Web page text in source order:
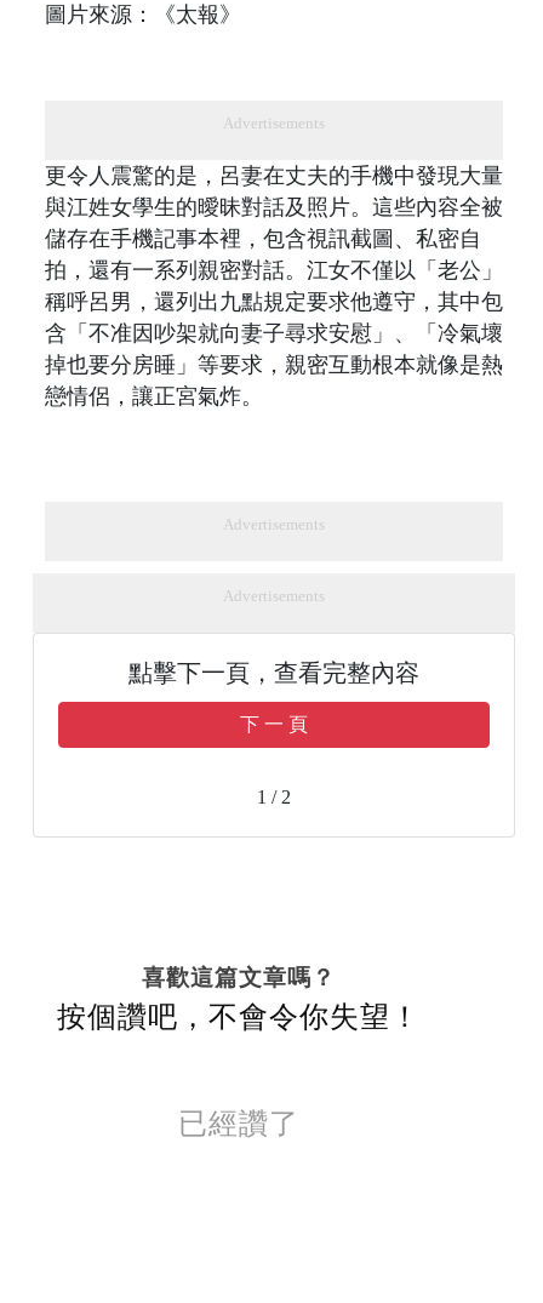
圖片來源：《太報》
Advertisements
更令人震驚的是，呂妻在丈夫的手機中發現大量
與江姓女學生的曖昧對話及照片。這些內容全被
儲存在手機記事本裡，包含視訊截圖、私密自
拍，還有一系列親密對話。江女不僅以「老公」
稱呼呂男，還列出九點規定要求他遵守，其中包
含「不准因吵架就向妻子尋求安慰」、「冷氣壞
掉也要分房睡」等要求，親密互動根本就像是熱
戀情侶，讓正宮氣炸。
Advertisements
Advertisements
點擊下一頁，查看完整內容
下 一 頁
1 / 2
喜歡這篇文章嗎？
按個讚吧，不會令你失望！
已經讚了